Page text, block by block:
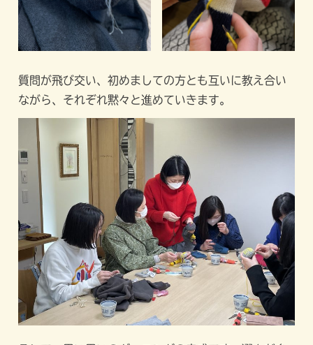
質問が飛び交い、初めましての方とも互いに教え合い
ながら、それぞれ黙々と進めていきます。